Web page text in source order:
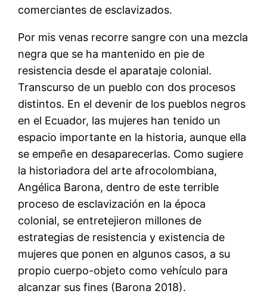
comerciantes de esclavizados.
Por mis venas recorre sangre con una mezcla
negra que se ha mantenido en pie de
resistencia desde el aparataje colonial.
Transcurso de un pueblo con dos procesos
distintos. En el devenir de los pueblos negros
en el Ecuador, las mujeres han tenido un
espacio importante en la historia, aunque ella
se empeñe en desaparecerlas. Como sugiere
la historiadora del arte afrocolombiana,
Angélica Barona, dentro de este terrible
proceso de esclavización en la época
colonial, se entretejieron millones de
estrategias de resistencia y existencia de
mujeres que ponen en algunos casos, a su
propio cuerpo-objeto como vehículo para
alcanzar sus fines (Barona 2018).